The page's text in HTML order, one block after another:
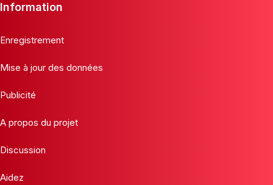
Information
Enregistrement
Mise à jour des données
Publicité
A propos du projet
Discussion
Aidez